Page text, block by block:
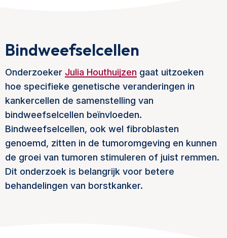
Bindweefselcellen
Onderzoeker Julia Houthuijzen gaat uitzoeken
hoe specifieke genetische veranderingen in
kankercellen de samenstelling van
bindweefselcellen beïnvloeden.
Bindweefselcellen, ook wel fibroblasten
genoemd, zitten in de tumoromgeving en kunnen
de groei van tumoren stimuleren of juist remmen.
Dit onderzoek is belangrijk voor betere
behandelingen van borstkanker.